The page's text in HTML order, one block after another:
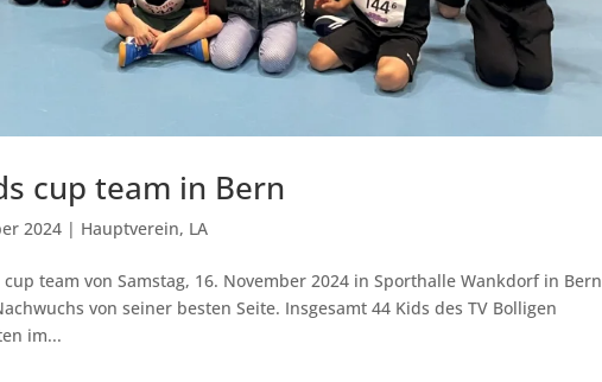
cup team in Bern
2024 | Hauptverein, LA
team von Samstag, 16. November 2024 in Sporthalle Wankdorf in Bern
von seiner besten Seite. Insgesamt 44 Kids des TV Bolligen
im...